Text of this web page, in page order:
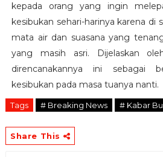
kepada orang yang ingin
kesibukan sehari-harinya karena di
mata air dan suasana yang
yang masih asri. Dijelaskan
direncanakannya ini sebagai
kesibukan pada masa tuanya nanti.
Tags # Breaking News # Kabar
Share This